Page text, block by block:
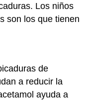
Los niños
son los que tienen
de
a reducir la
ayuda a